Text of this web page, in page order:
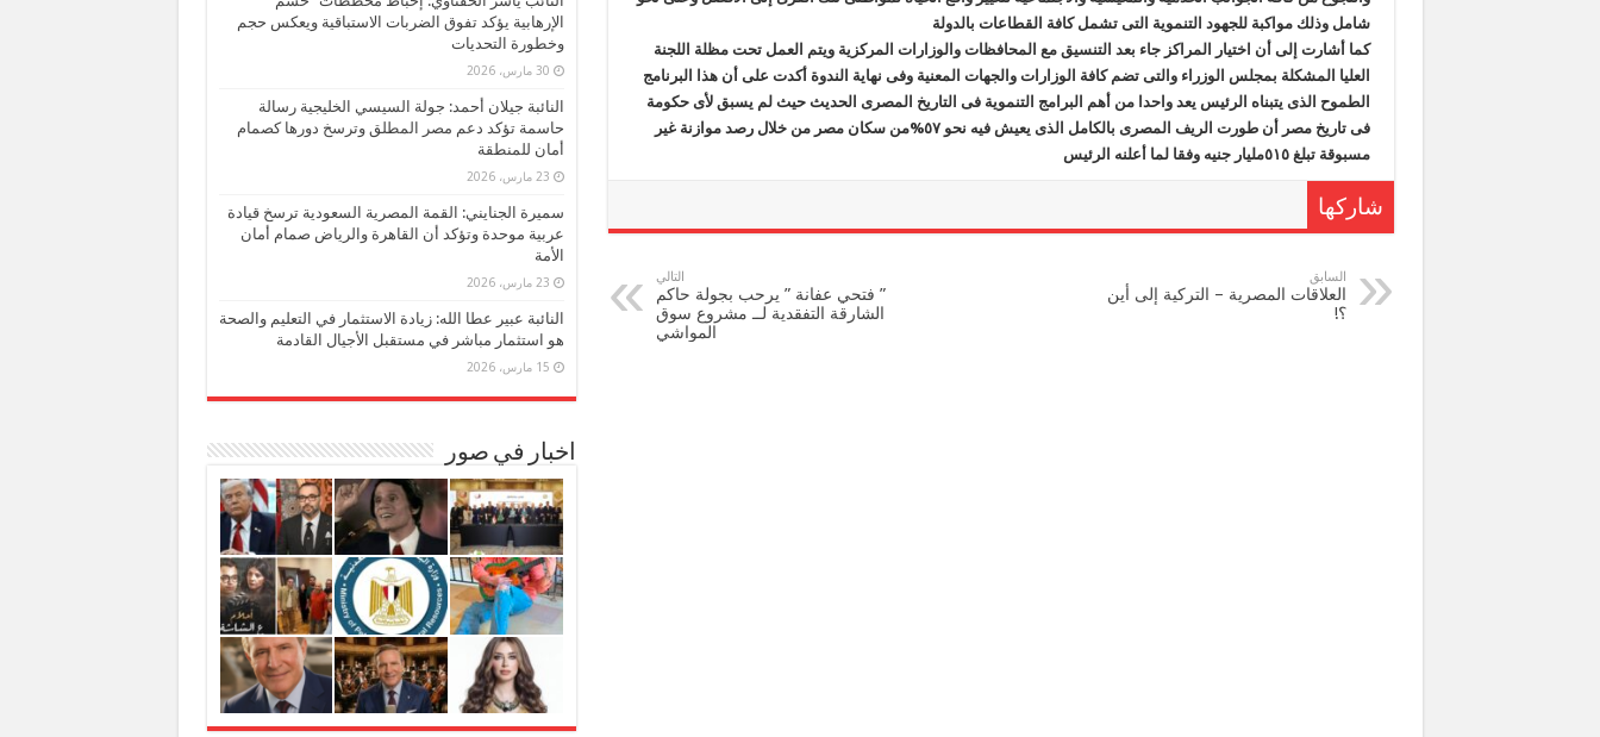
شامل وذلك مواكبة للجهود التنموية التى تشمل كافة القطاعات بالدولة
كما أشارت إلى أن اختيار المراكز جاء بعد التنسيق مع المحافظات والوزارات المركزية ويتم العمل تحت مظلة اللجنة
العليا المشكلة بمجلس الوزراء والتى تضم كافة الوزارات والجهات المعنية وفى نهاية الندوة أكدت على أن هذا البرنامج
الطموح الذى يتبناه الرئيس يعد واحدا من أهم البرامج التنموية فى التاريخ المصرى الحديث حيث لم يسبق لأى حكومة
فى تاريخ مصر أن طورت الريف المصرى بالكامل الذى يعيش فيه نحو ٥٧%من سكان مصر من خلال رصد موازنة غير
مسبوقة تبلغ ٥١٥مليار جنيه وفقا لما أعلنه الرئيس
شاركها
السابق
العلاقات المصرية – التركية إلى أين
؟!
التالي
” فتحي عفانة ” يرحب بجولة حاكم
الشارقة التفقدية لــ مشروع سوق
المواشي
الإرهابية يؤكد تفوق الضربات الاستباقية ويعكس حجم
وخطورة التحديات
30 مارس، 2026
النائبة جيلان أحمد: جولة السيسي الخليجية رسالة
حاسمة تؤكد دعم مصر المطلق وترسخ دورها كصمام
أمان للمنطقة
23 مارس، 2026
سميرة الجنايني: القمة المصرية السعودية ترسخ قيادة
عربية موحدة وتؤكد أن القاهرة والرياض صمام أمان
الأمة
23 مارس، 2026
النائبة عبير عطا الله: زيادة الاستثمار في التعليم والصحة
هو استثمار مباشر في مستقبل الأجيال القادمة
15 مارس، 2026
اخبار في صور